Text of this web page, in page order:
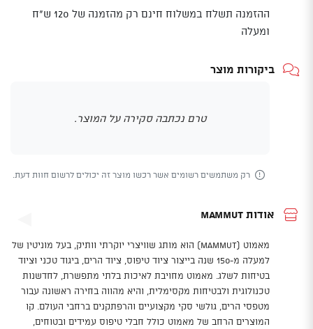
ההזמנה תשלח במשלוח חינם רק מהזמנה של 120 ש"ח
ומעלה
ביקורות מוצר
טרם נכתבה סקירה על המוצר.
רק משתמשים רשומים אשר רכשו מוצר זה יכולים לרשום חוות דעת.
אודות Mammut
מאמוט (Mammut) הוא מותג שוויצרי יוקרתי וותיק, בעל מוניטין של
למעלה מ-150 שנה בייצור ציוד טיפוס, ציוד הרים, ביגוד טכני וציוד
בטיחות לשלג. מאמוט מחויבת לאיכות בלתי מתפשרת, לחדשנות
טכנולוגית ולבטיחות מקסימלית, והיא מהווה בחירה ראשונה עבור
מטפסי הרים, גולשי סקי מקצועיים והרפתקנים ברחבי העולם. קו
המוצרים הרחב של מאמוט כולל חבלי טיפוס עמידים ובטוחים,